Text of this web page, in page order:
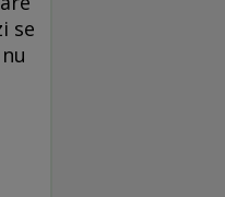
se